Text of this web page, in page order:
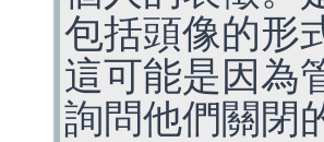
包括頭像的形
這可能是因為
詢問他們關閉